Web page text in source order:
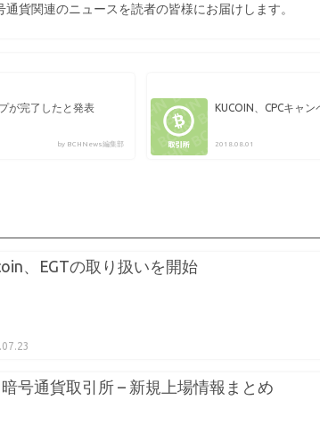
通貨関連のニュースを読者の皆様にお届けします。
が完了したと発表
by BCHNews編集部
KUCOIN、CPCキャ
2018.08.01
、EGTの取り扱いを開始
号通貨取引所 – 新規上場情報まとめ